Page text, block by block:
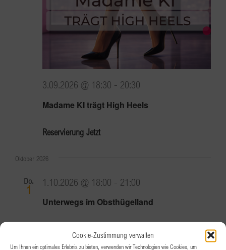
Cookie-Zustimmung verwalten
Um Ihnen ein optimales Erlebnis zu bieten, verwenden wir Technologien wie Cookies, um
Madame KI trägt High Heels
3.09.2026 @ 18:30 - 20:30
Reservierung Jetzt
Oktober 2026
Do.
1
Unterwegs im Obsthügelland
1.10.2026 @ 18:00 - 21:00